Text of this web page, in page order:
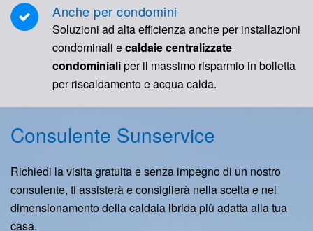
Anche per condomini
Soluzioni ad alta efficienza anche per installazioni
condominali ecaldaie centralizzate
condominialiper il massimo risparmio in bolletta
per riscaldamento e acqua calda.
Consulente Sunservice
Richiedi la visita gratuita e senza impegno di un nostro
consulente, ti assisterà e consiglierà nella scelta e nel
dimensionamento della caldaia ibrida più adatta alla tua
casa.